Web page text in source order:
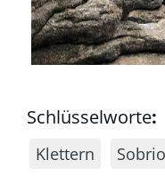
Schlüsselworte:
Klettern Sobrio